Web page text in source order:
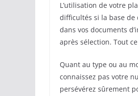
L’utilisation de votre
difficultés si la base de
dans vos documents
après sélection. Tout
Quant au type ou au
connaissez pas votre
persévérez sûrement